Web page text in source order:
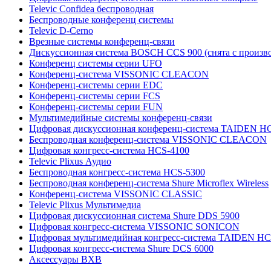
Televic Confidea беспроводная
Беспроводные конференц системы
Televic D-Cerno
Врезные системы конференц-связи
Дискуссионная система BOSCH CCS 900 (снята с
Конференц системы серии UFO
Конференц-система VISSONIC CLEACON
Конференц-системы серии EDC
Конференц-системы серии FCS
Конференц-системы серии FUN
Мультимедийные системы конференц-связи
Цифровая дискуссионная конференц-система TAIDEN
Беспроводная конференц-система VISSONIC CLEACON
Цифровая конгресс-система HCS-4100
Televic Plixus Аудио
Беспроводная конгресс-система HCS-5300
Беспроводная конференц-система Shure Microflex Wireless
Конференц-система VISSONIC CLASSIC
Televic Plixus Мультимедиа
Цифровая дискуссионная система Shure DDS 5900
Цифровая конгресс-система VISSONIC SONICON
Цифровая мультимедийная конгресс-система TAIDEN
Цифровая конгресс-система Shure DCS 6000
Аксессуары BXB